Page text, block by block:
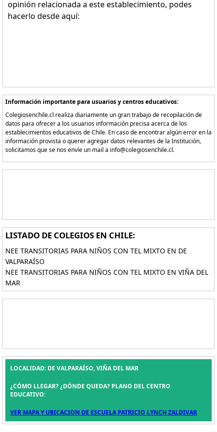
opinión relacionada a este establecimiento, podes
hacerlo desde aquí:
Información importante para usuarios y centros educativos:
Colegiosenchile.cl realiza diariamente un gran trabajo de recopilación de
datos para ofrecer a los usuarios información precisa acerca de los
establecimientos educativos de Chile. En caso de encontrar algún error en la
información provista o querer agregar datos relevantes de la Institución,
solicitamos que se nos envíe un mail a info@colegiosenchile.cl.
LISTADO DE COLEGIOS EN CHILE:
NEE TRANSITORIAS PARA NIÑOS CON TEL MIXTO EN DE
VALPARAÍSO
NEE TRANSITORIAS PARA NIÑOS CON TEL MIXTO EN VIÑA DEL
MAR
LOCALIDAD: DE VALPARAÍSO, VIÑA DEL MAR
¿CÓMO LLEGAR? ¿DÓNDE QUEDA? PLANO DEL CENTRO
EDUCATIVO:
VER MAPA Y UBICACION DE ESCUELA PATRICIO LYNCH ZALDIVAR